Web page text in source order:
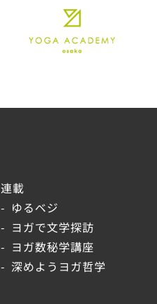
連載
ゆるベジ
ヨガで文学探訪
ヨガ数秘学講座
深めようヨガ哲学